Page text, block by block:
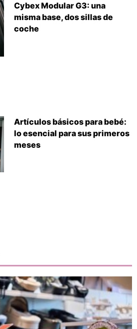
Cybex Modular G3: una
misma base, dos sillas de
coche
Artículos básicos para bebé:
lo esencial para sus primeros
meses